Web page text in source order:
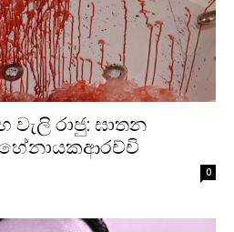
වැලි රාජු: ඝාතන
හේනායකආරච්චි
0